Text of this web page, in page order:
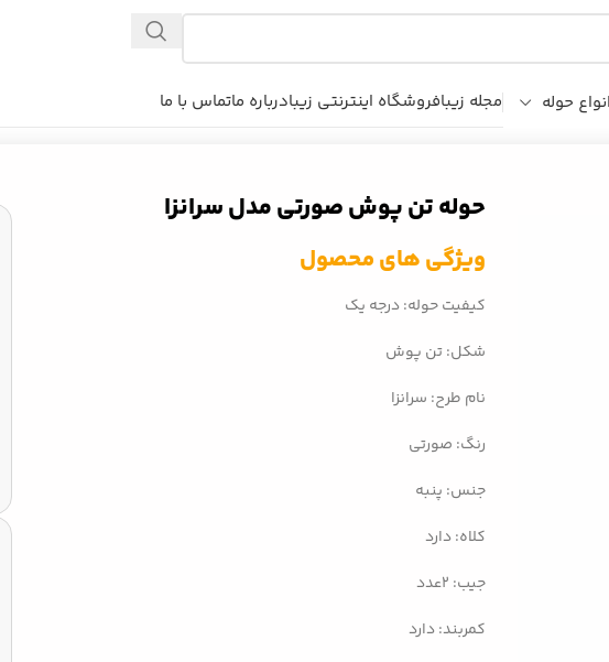
انواع حوله مجله زیبافروشگاه اینترنتی زیبادرباره ماتماس با ما
حوله تن پوش صورتی مدل سرانزا
ویژگی های محصول
کیفیت حوله: درجه یک
شکل: تن پوش
نام طرح: سرانزا
رنگ: صورتی
جنس: پنبه
کلاه: دارد
جیب: 2عدد
کمربند: دارد